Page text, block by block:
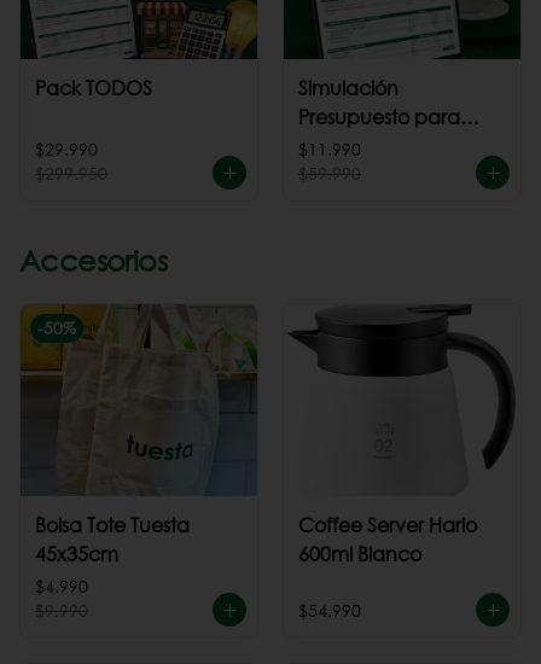
Pack TODOS
$29.990
$299.950
Simulación
Presupuesto para
cafeteria
$11.990
$59.990
Accesorios
-50%
Bolsa Tote Tuesta
45x35cm
$4.990
$9.990
Coffee Server Hario
600ml Blanco
$54.990